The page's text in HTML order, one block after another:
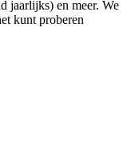
jaarlijks) en meer. We
kunt proberen